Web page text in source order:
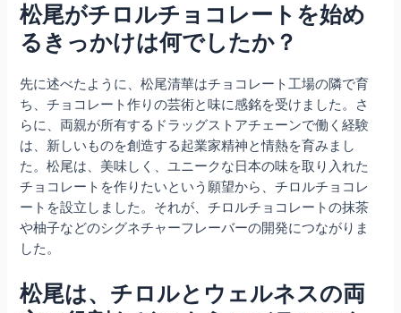
松尾がチロルチョコレートを始め
るきっかけは何でしたか？
先に述べたように、松尾清華はチョコレート工場の隣で育
ち、チョコレート作りの芸術と味に感銘を受けました。さ
らに、両親が所有するドラッグストアチェーンで働く経験
は、新しいものを創造する起業家精神と情熱を育みまし
た。松尾は、美味しく、ユニークな日本の味を取り入れた
チョコレートを作りたいという願望から、チロルチョコレ
ートを設立しました。それが、チロルチョコレートの抹茶
や柚子などのシグネチャーフレーバーの開発につながりま
した。
松尾は、チロルとウェルネスの両